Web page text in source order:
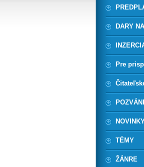
DARY
Pre
TÉMY
ŽÁNRE